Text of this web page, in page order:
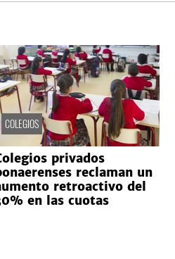
COLEGIOS
privados
reclaman un
retroactivo del
en las cuotas